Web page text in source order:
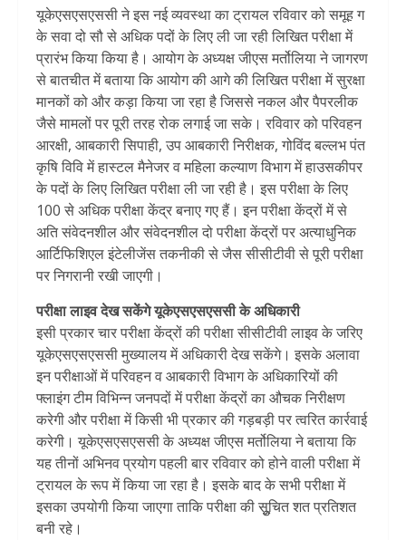
यूकेएसएसएससी ने इस नई व्यवस्था का ट्रायल रविवार को समूह ग
के सवा दो सौ से अधिक पदों के लिए ली जा रही लिखित परीक्षा में
प्रारंभ किया किया है। आयोग के अध्यक्ष जीएस मर्तोलिया ने जागरण
से बातचीत में बताया कि आयोग की आगे की लिखित परीक्षा में सुरक्षा
मानकों को और कड़ा किया जा रहा है जिससे नकल और पैपरलीक
जैसे मामलों पर पूरी तरह रोक लगाई जा सके। रविवार को परिवहन
आरक्षी, आबकारी सिपाही, उप आबकारी निरीक्षक, गोविंद बल्लभ पंत
कृषि विवि में हास्टल मैनेजर व महिला कल्याण विभाग में हाउसकीपर
के पदों के लिए लिखित परीक्षा ली जा रही है। इस परीक्षा के लिए
100 से अधिक परीक्षा केंद्र बनाए गए हैं। इन परीक्षा केंद्रों में से
अति संवेदनशील और संवेदनशील दो परीक्षा केंद्रों पर अत्याधुनिक
आर्टिफिशिएल इंटेलीजेंस तकनीकी से जैस सीसीटीवी से पूरी परीक्षा
पर निगरानी रखी जाएगी।
परीक्षा लाइव देख सकेंगे यूकेएसएसएससी के अधिकारी
इसी प्रकार चार परीक्षा केंद्रों की परीक्षा सीसीटीवी लाइव के जरिए
यूकेएसएसएससी मुख्यालय में अधिकारी देख सकेंगे। इसके अलावा
इन परीक्षाओं में परिवहन व आबकारी विभाग के अधिकारियों की
फ्लाइंग टीम विभिन्न जनपदों में परीक्षा केंद्रों का औचक निरीक्षण
करेगी और परीक्षा में किसी भी प्रकार की गड़बड़ी पर त्वरित कार्रवाई
करेगी। यूकेएसएसएससी के अध्यक्ष जीएस मर्तोलिया ने बताया कि
यह तीनों अभिनव प्रयोग पहली बार रविवार को होने वाली परीक्षा में
ट्रायल के रूप में किया जा रहा है। इसके बाद के सभी परीक्षा में
इसका उपयोगी किया जाएगा ताकि परीक्षा की सुूचित शत प्रतिशत
बनी रहे।